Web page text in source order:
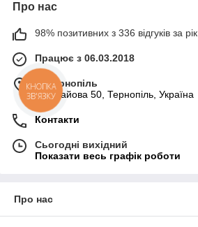
Про нас
98% позитивних з 336 відгуків за рік
Працює з 06.03.2018
м. Тернопіль
вул. Гайова 50, Тернопіль, Україна
Контакти
Сьогодні вихідний
Показати весь графік роботи
Про нас
КНОПКА
ЗВ'ЯЗКУ